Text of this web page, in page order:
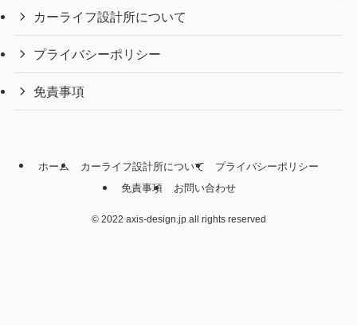
カーライフ設計所について
プライバシーポリシー
免責事項
ホーム カーライフ設計所について
プライバシーポリシー
免責事項
お問い合わせ
©2022 axis-design.jp all rights reserved